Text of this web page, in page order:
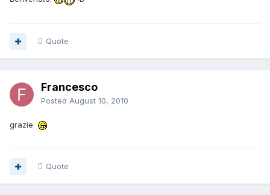
Quote
Francesco
Posted August 10, 2010
grazie
Quote